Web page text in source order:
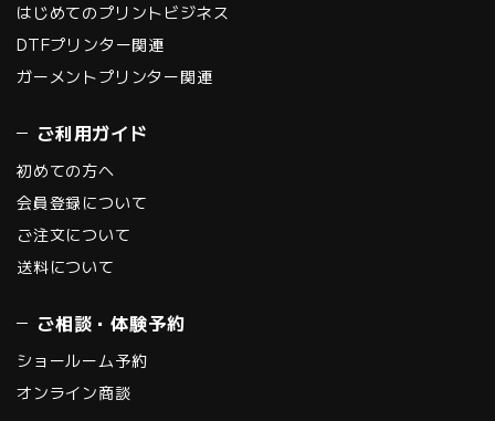
はじめてのプリントビジネス
DTFプリンター関連
ガーメントプリンター関連
ご利用ガイド
初めての方へ
会員登録について
ご注文について
送料について
ご相談・体験予約
ショールーム予約
オンライン商談